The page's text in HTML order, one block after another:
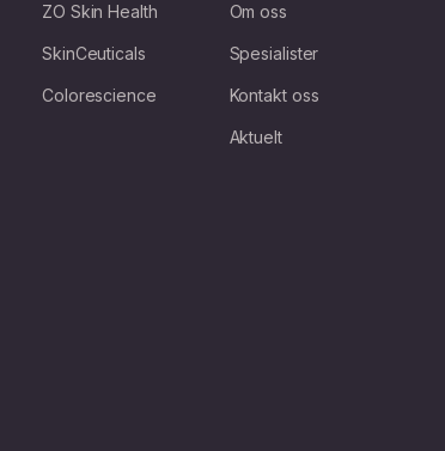
ZO Skin Health
SkinCeuticals
Colorescience
Om oss
Spesialister
Kontakt oss
Aktuelt